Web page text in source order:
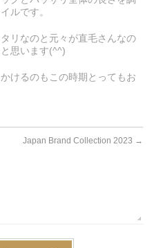
ルです。
リなのと元々が直毛さんなの
思います(^^)
けるのもこの時期とってもお
Japan Brand Collection 2023 →